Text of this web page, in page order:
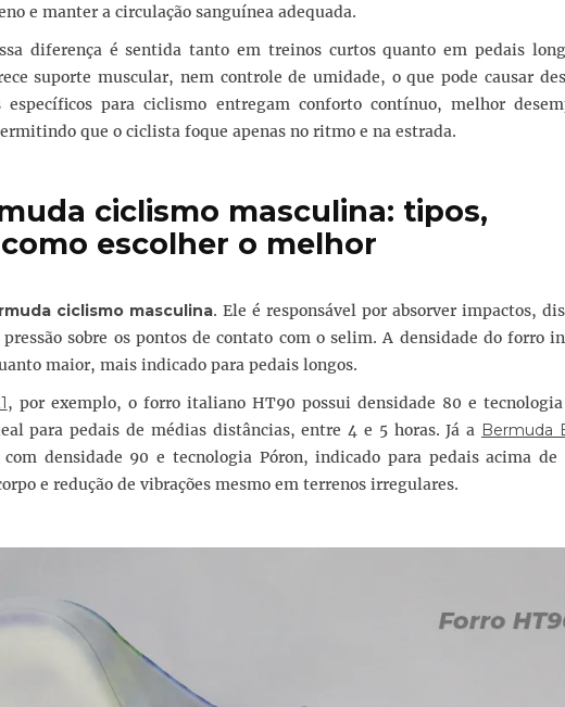
e manter a circulação sanguínea adequada.
diferença é sentida tanto em treinos curtos quanto em pedais
suporte muscular, nem controle de umidade, o que pode causar
específicos para ciclismo entregam conforto contínuo, melhor
que o ciclista foque apenas no ritmo e na estrada.
ciclismo masculina: tipos,
escolher o melhor
ciclismo masculina. Ele é responsável por absorver impactos,
sobre os pontos de contato com o selim. A densidade do forro
maior, mais indicado para pedais longos.
, por exemplo, o forro italiano HT90 possui densidade 80 e tecnologia
para pedais de médias distâncias, entre 4 e 5 horas. Já a Bermuda
densidade 90 e tecnologia Póron, indicado para pedais acima de
e redução de vibrações mesmo em terrenos irregulares.